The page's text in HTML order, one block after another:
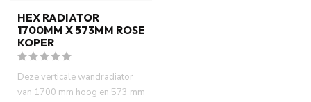
HEX RADIATOR
1700MM X 573MM ROSE
KOPER
Deze verticale wandradiator
van 1700 mm hoog en 573 mm